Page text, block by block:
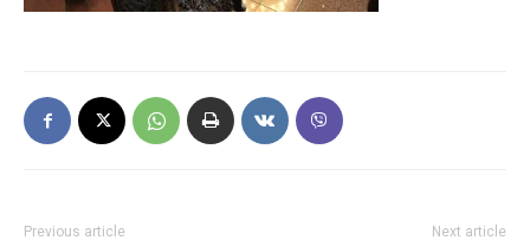
Previous article Next article